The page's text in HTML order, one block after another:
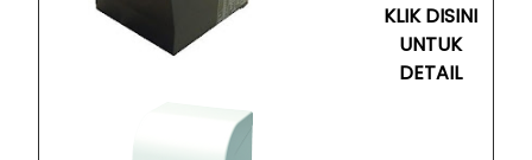
KLIK DISINI
UNTUK
DETAIL